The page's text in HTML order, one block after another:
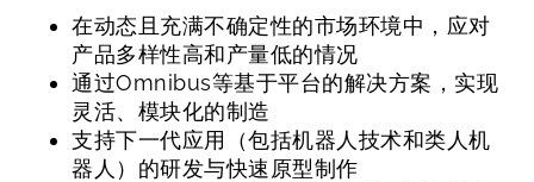
在动态且充满不确定性的市场环境中，应对
产品多样性高和产量低的情况
通过Omnibus等基于平台的解决方案，实现
灵活、模块化的制造
支持下一代应用（包括机器人技术和类人机
器人）的研发与快速原型制作